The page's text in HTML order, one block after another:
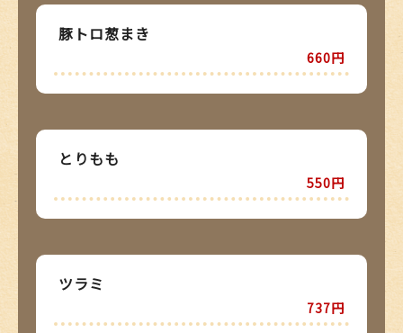
豚トロ葱まき
660円
とりもも
550円
ツラミ
737円